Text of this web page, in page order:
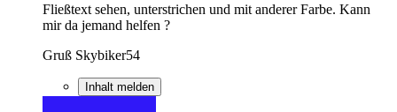
Fließtext sehen, unterstrichen und mit anderer Farbe. Kann
mir da jemand helfen ?
Gruß Skybiker54
Inhalt melden